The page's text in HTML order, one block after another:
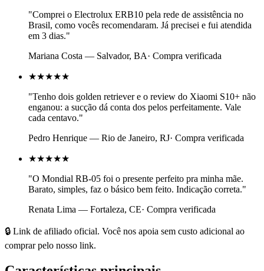
"Comprei o Electrolux ERB10 pela rede de assistência no
Brasil, como vocês recomendaram. Já precisei e fui atendida
em 3 dias."
Mariana Costa — Salvador, BA· Compra verificada
★★★★★
"Tenho dois golden retriever e o review do Xiaomi S10+ não
enganou: a sucção dá conta dos pelos perfeitamente. Vale
cada centavo."
Pedro Henrique — Rio de Janeiro, RJ· Compra verificada
★★★★★
"O Mondial RB-05 foi o presente perfeito pra minha mãe.
Barato, simples, faz o básico bem feito. Indicação correta."
Renata Lima — Fortaleza, CE· Compra verificada
🔒 Link de afiliado oficial. Você nos apoia sem custo adicional ao
comprar pelo nosso link.